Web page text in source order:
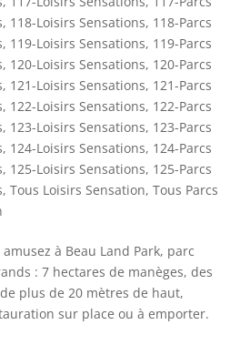
, 118-Loisirs Sensations, 118-Parcs
, 119-Loisirs Sensations, 119-Parcs
, 120-Loisirs Sensations, 120-Parcs
, 121-Loisirs Sensations, 121-Parcs
, 122-Loisirs Sensations, 122-Parcs
, 123-Loisirs Sensations, 123-Parcs
, 124-Loisirs Sensations, 124-Parcs
, 125-Loisirs Sensations, 125-Parcs
, Tous Loisirs Sensation, Tous Parcs
à Beau Land Park, parc
: 7 hectares de manèges, des
plus de 20 mètres de haut,
sur place ou à emporter.